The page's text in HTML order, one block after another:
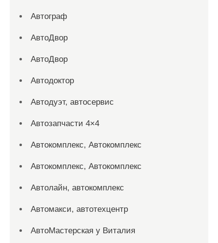
Автограф
АвтоДвор
АвтоДвор
Автодоктор
Автодуэт, автосервис
Автозапчасти 4×4
Автокомплекс, Автокомплекс
Автокомплекс, Автокомплекс
Автолайн, автокомплекс
Автомакси, автотехцентр
АвтоМастерская у Виталия